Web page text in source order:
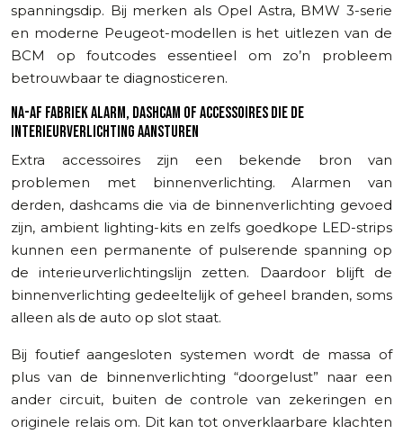
spanningsdip. Bij merken als Opel Astra, BMW 3-serie
en moderne Peugeot-modellen is het uitlezen van de
BCM op foutcodes essentieel om zo’n probleem
betrouwbaar te diagnosticeren.
NA-AF FABRIEK ALARM, DASHCAM OF ACCESSOIRES DIE DE
INTERIEURVERLICHTING AANSTUREN
Extra accessoires zijn een bekende bron van
problemen met binnenverlichting. Alarmen van
derden, dashcams die via de binnenverlichting gevoed
zijn, ambient lighting-kits en zelfs goedkope LED-strips
kunnen een permanente of pulserende spanning op
de interieurverlichtingslijn zetten. Daardoor blijft de
binnenverlichting gedeeltelijk of geheel branden, soms
alleen als de auto op slot staat.
Bij foutief aangesloten systemen wordt de massa of
plus van de binnenverlichting “doorgelust” naar een
ander circuit, buiten de controle van zekeringen en
originele relais om. Dit kan tot onverklaarbare klachten